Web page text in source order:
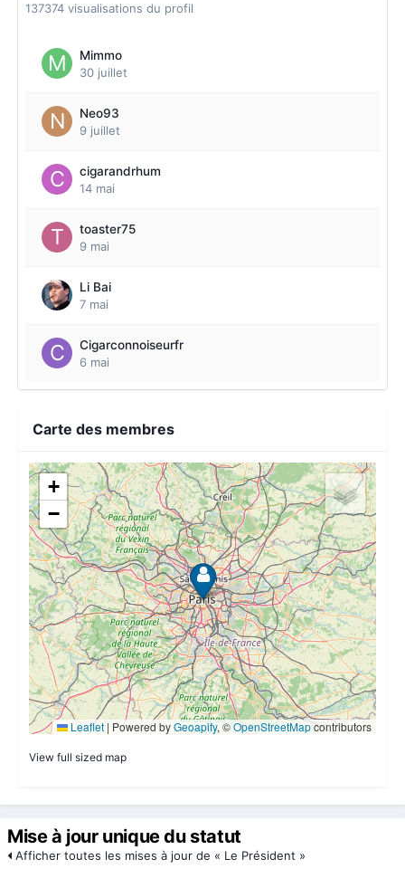
137374 visualisations du profil
Mimmo
30 juillet
Neo93
9 juillet
cigarandrhum
14 mai
toaster75
9 mai
Li Bai
7 mai
Cigarconnoiseurfr
6 mai
Carte des membres
View full sized map
Mise à jour unique du statut
Afficher toutes les mises à jour de « Le Président »